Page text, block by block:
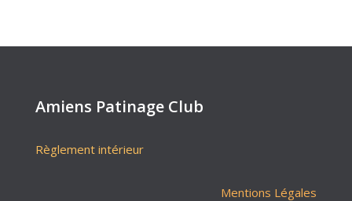
Amiens Patinage Club
Règlement intérieur
Mentions Légales